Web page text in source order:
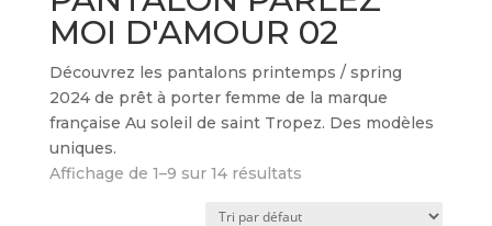
MOI D'AMOUR 02
Découvrez les pantalons printemps / spring
2024 de prêt à porter femme de la marque
française Au soleil de saint Tropez. Des modèles
uniques.
Affichage de 1–9 sur 14 résultats